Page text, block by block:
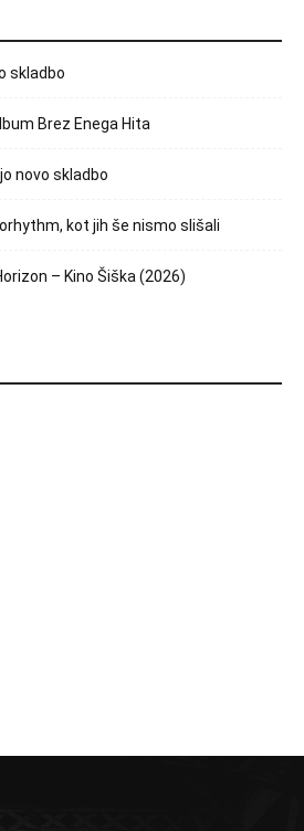
skladbo
Brez Enega Hita
novo skladbo
kot jih še nismo slišali
– Kino Šiška (2026)